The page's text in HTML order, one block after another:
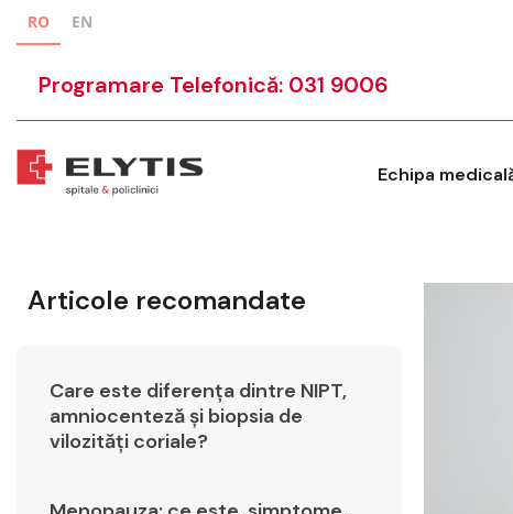
RO EN
Programare Telefonică: 031 9006
Echipa
Articole recomandate
Care este diferența dintre NIPT,
amniocenteză și biopsia de
vilozități coriale?